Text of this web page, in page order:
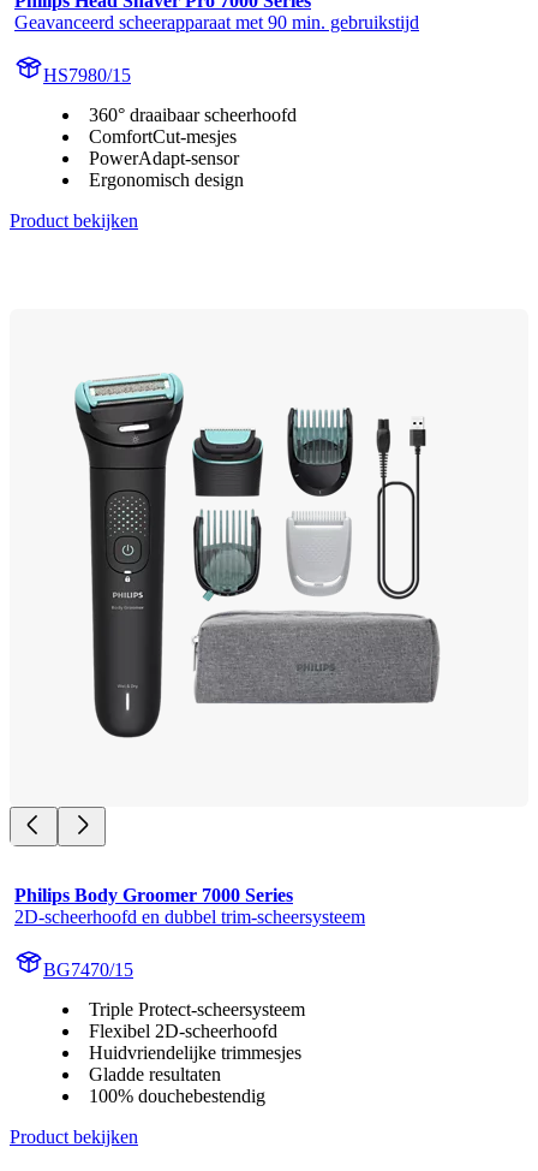
Geavanceerd scheerapparaat met 90 min. gebruikstijd
HS7980/15
360° draaibaar scheerhoofd
ComfortCut-mesjes
PowerAdapt-sensor
Ergonomisch design
Product bekijken
Philips Body Groomer 7000 Series
2D-scheerhoofd en dubbel trim-scheersysteem
BG7470/15
Triple Protect-scheersysteem
Flexibel 2D-scheerhoofd
Huidvriendelijke trimmesjes
Gladde resultaten
100% douchebestendig
Product bekijken